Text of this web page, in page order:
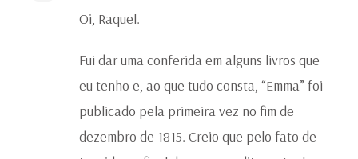
Oi, Raquel.
Fui dar uma conferida em alguns livros que
eu tenho e, ao que tudo consta, “Emma” foi
publicado pela primeira vez no fim de
dezembro de 1815. Creio que pelo fato de